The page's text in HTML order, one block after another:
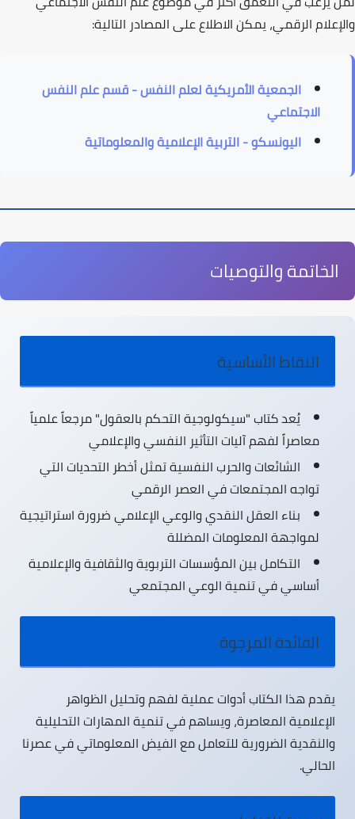
والإعلام الرقمي، يمكن الاطلاع على المصادر التالية:
الجمعية الأمريكية لعلم النفس - قسم علم النفس
الاجتماعي
اليونسكو - التربية الإعلامية والمعلوماتية
الخاتمة والتوصيات
النقاط الأساسية
يُعد كتاب"سيكولوجية التحكم بالعقول"مرجعاً علمياً
معاصراً لفهم آليات التأثير النفسي والإعلامي
الشائعات والحرب النفسية تمثلأخطر التحدياتالتي
تواجه المجتمعات في العصر الرقمي
بناء العقل النقديوالوعي الإعلامي ضرورة استراتيجية
لمواجهة المعلومات المضللة
التكامل بين المؤسسات التربوية والثقافية والإعلامية
أساسي فيتنمية الوعي المجتمعي
الفائدة المرجوة
يقدم هذا الكتابأدوات عمليةلفهم وتحليل الظواهر
الإعلامية المعاصرة، ويساهم في تنمية المهارات التحليلية
والنقدية الضرورية للتعامل مع الفيض المعلوماتي في عصرنا
الحالي.